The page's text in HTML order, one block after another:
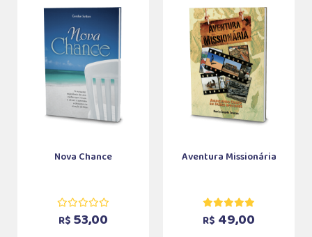
Nova Chance
R$ 53,00
Aventura Missionária
R$ 49,00